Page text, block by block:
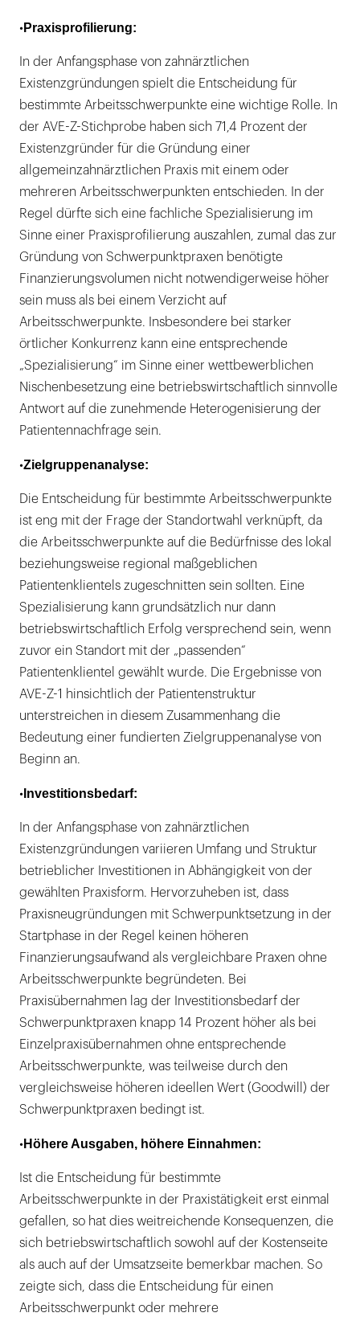
•Praxisprofilierung:
In der Anfangsphase von zahnärztlichen
Existenzgründungen spielt die Entscheidung für
bestimmte Arbeitsschwerpunkte eine wichtige Rolle. In
der AVE-Z-Stichprobe haben sich 71,4 Prozent der
Existenzgründer für die Gründung einer
allgemeinzahnärztlichen Praxis mit einem oder
mehreren Arbeitsschwerpunkten entschieden. In der
Regel dürfte sich eine fachliche Spezialisierung im
Sinne einer Praxisprofilierung auszahlen, zumal das zur
Gründung von Schwerpunktpraxen benötigte
Finanzierungsvolumen nicht notwendigerweise höher
sein muss als bei einem Verzicht auf
Arbeitsschwerpunkte. Insbesondere bei starker
örtlicher Konkurrenz kann eine entsprechende
„Spezialisierung“ im Sinne einer wettbewerblichen
Nischenbesetzung eine betriebswirtschaftlich sinnvolle
Antwort auf die zunehmende Heterogenisierung der
Patientennachfrage sein.
•Zielgruppenanalyse:
Die Entscheidung für bestimmte Arbeitsschwerpunkte
ist eng mit der Frage der Standortwahl verknüpft, da
die Arbeitsschwerpunkte auf die Bedürfnisse des lokal
beziehungsweise regional maßgeblichen
Patientenklientels zugeschnitten sein sollten. Eine
Spezialisierung kann grundsätzlich nur dann
betriebswirtschaftlich Erfolg versprechend sein, wenn
zuvor ein Standort mit der „passenden“
Patientenklientel gewählt wurde. Die Ergebnisse von
AVE-Z-1 hinsichtlich der Patientenstruktur
unterstreichen in diesem Zusammenhang die
Bedeutung einer fundierten Zielgruppenanalyse von
Beginn an.
• Investitionsbedarf:
In der Anfangsphase von zahnärztlichen
Existenzgründungen variieren Umfang und Struktur
betrieblicher Investitionen in Abhängigkeit von der
gewählten Praxisform. Hervorzuheben ist, dass
Praxisneugründungen mit Schwerpunktsetzung in der
Startphase in der Regel keinen höheren
Finanzierungsaufwand als vergleichbare Praxen ohne
Arbeitsschwerpunkte begründeten. Bei
Praxisübernahmen lag der Investitionsbedarf der
Schwerpunktpraxen knapp 14 Prozent höher als bei
Einzelpraxisübernahmen ohne entsprechende
Arbeitsschwerpunkte, was teilweise durch den
vergleichsweise höheren ideellen Wert (Goodwill) der
Schwerpunktpraxen bedingt ist.
•Höhere Ausgaben, höhere Einnahmen:
Ist die Entscheidung für bestimmte
Arbeitsschwerpunkte in der Praxistätigkeit erst einmal
gefallen, so hat dies weitreichende Konsequenzen, die
sich betriebswirtschaftlich sowohl auf der Kostenseite
als auch auf der Umsatzseite bemerkbar machen. So
zeigte sich, dass die Entscheidung für einen
Arbeitsschwerpunkt oder mehrere